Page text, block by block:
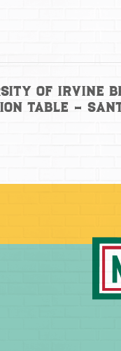
of Irvine
Table –